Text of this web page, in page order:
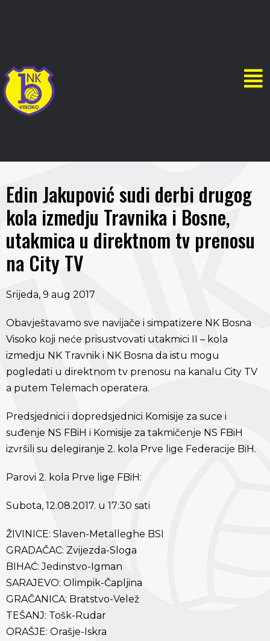
Edin Jakupović sudi derbi drugog
kola izmedju Travnika i Bosne,
utakmica u direktnom tv prenosu
na City TV
Srijeda, 9 aug 2017
Obavještavamo sve navijače i simpatizere NK Bosna
Visoko koji neće prisustvovati utakmici II – kola
izmedju NK Travnik i NK Bosna da istu mogu
pogledati u direktnom tv prenosu na kanalu City TV
a putem Telemach operatera.
Predsjednici i dopredsjednici Komisije za suce i
suđenje NS FBiH i Komisije za takmičenje NS FBiH
izvršili su delegiranje 2. kola Prve lige Federacije BiH.
Parovi 2. kola Prve lige FBiH:
Subota, 12.08.2017. u 17:30 sati
ŽIVINICE: Slaven-Metalleghe BSI
GRADAČAC: Zvijezda-Sloga
BIHAĆ: Jedinstvo-Igman
SARAJEVO: Olimpik-Čapljina
GRAČANICA: Bratstvo-Velež
TEŠANJ: Tošk-Rudar
ORAŠJE: Orašje-Iskra